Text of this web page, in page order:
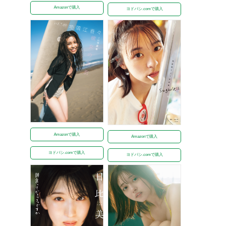
Amazonで購入 ヨドバシ.comで購入
Amazonで購入
ヨドバシ.comで購入
Amazonで購入
ヨドバシ.comで購入